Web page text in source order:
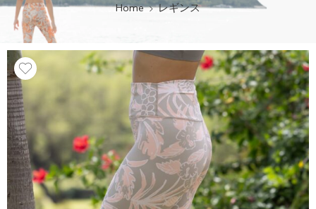
Home レギンス